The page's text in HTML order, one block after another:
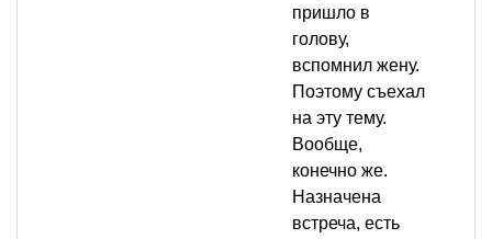
пришло в
голову,
вспомнил жену.
Поэтому съехал
на эту тему.
Вообще,
конечно же.
Назначена
встреча, есть